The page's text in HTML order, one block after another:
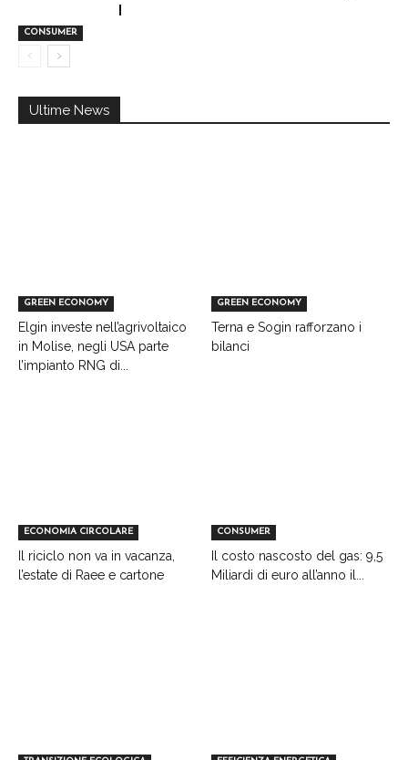
CONSUMER
I
Ultime News
GREEN ECONOMY
Elgin investe nell’agrivoltaico
in Molise, negli USA parte
l’impianto RNG di...
GREEN ECONOMY
Terna e Sogin rafforzano i
bilanci
ECONOMIA CIRCOLARE
Il riciclo non va in vacanza,
l’estate di Raee e cartone
CONSUMER
Il costo nascosto del gas: 9,5
Miliardi di euro all’anno il...